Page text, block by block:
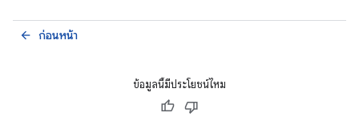
ก่อนหน้า
arrow_back
ข้อมูลนี้มีประโยชน์ไหม